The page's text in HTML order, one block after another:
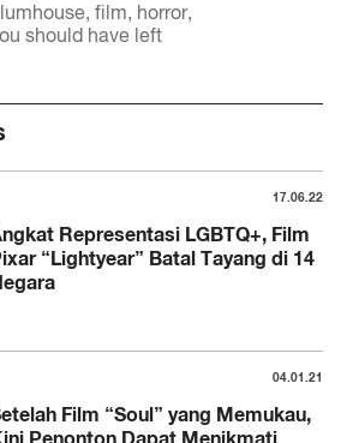
film horror
should have left
17.06.22
Representasi LGBTQ+, Film
“Lightyear” Batal Tayang di 14
04.01.21
Film “Soul” yang Memukau,
Penonton Dapat Menikmati